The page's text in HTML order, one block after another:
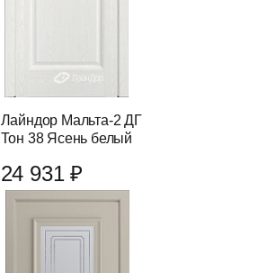
Лайндор Мальта-2 ДГ
Тон 38 Ясень белый
24 931 ₽